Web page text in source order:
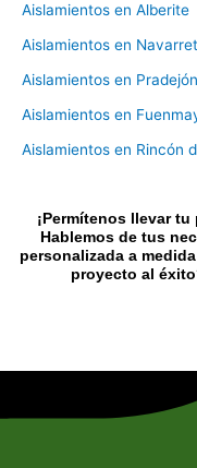
Aislamientos en Alberite
Aislamientos en
Aislamientos en Pradejón
Aislamientos en
Aislamientos en Rincón
¡Permítenos llevar
Hablemos de tus
personalizada a
proyecto al